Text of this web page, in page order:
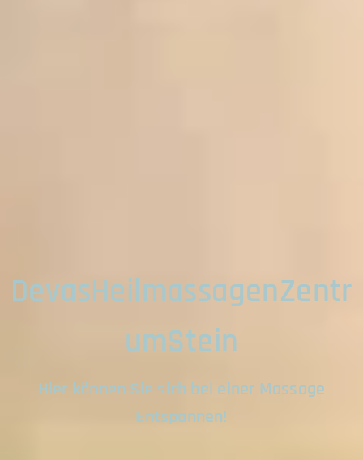
DevasHeilmassagenZentr
umStein
Hier können Sie sich bei einer Massage
Entspannen!